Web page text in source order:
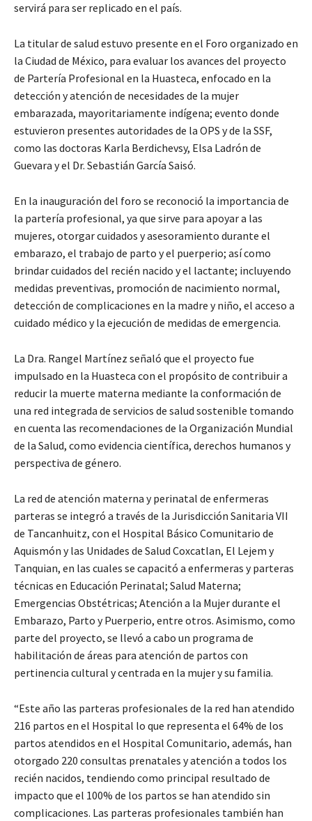
servirá para ser replicado en el país.
La titular de salud estuvo presente en el Foro organizado en
la Ciudad de México, para evaluar los avances del proyecto
de Partería Profesional en la Huasteca, enfocado en la
detección y atención de necesidades de la mujer
embarazada, mayoritariamente indígena; evento donde
estuvieron presentes autoridades de la OPS y de la SSF,
como las doctoras Karla Berdichevsy, Elsa Ladrón de
Guevara y el Dr. Sebastián García Saisó.
En la inauguración del foro se reconoció la importancia de
la partería profesional, ya que sirve para apoyar a las
mujeres, otorgar cuidados y asesoramiento durante el
embarazo, el trabajo de parto y el puerperio; así como
brindar cuidados del recién nacido y el lactante; incluyendo
medidas preventivas, promoción de nacimiento normal,
detección de complicaciones en la madre y niño, el acceso a
cuidado médico y la ejecución de medidas de emergencia.
La Dra. Rangel Martínez señaló que el proyecto fue
impulsado en la Huasteca con el propósito de contribuir a
reducir la muerte materna mediante la conformación de
una red integrada de servicios de salud sostenible tomando
en cuenta las recomendaciones de la Organización Mundial
de la Salud, como evidencia científica, derechos humanos y
perspectiva de género.
La red de atención materna y perinatal de enfermeras
parteras se integró a través de la Jurisdicción Sanitaria VII
de Tancanhuitz, con el Hospital Básico Comunitario de
Aquismón y las Unidades de Salud Coxcatlan, El Lejem y
Tanquian, en las cuales se capacitó a enfermeras y parteras
técnicas en Educación Perinatal; Salud Materna;
Emergencias Obstétricas; Atención a la Mujer durante el
Embarazo, Parto y Puerperio, entre otros. Asimismo, como
parte del proyecto, se llevó a cabo un programa de
habilitación de áreas para atención de partos con
pertinencia cultural y centrada en la mujer y su familia.
“Este año las parteras profesionales de la red han atendido
216 partos en el Hospital lo que representa el 64% de los
partos atendidos en el Hospital Comunitario, además, han
otorgado 220 consultas prenatales y atención a todos los
recién nacidos, tendiendo como principal resultado de
impacto que el 100% de los partos se han atendido sin
complicaciones. Las parteras profesionales también han